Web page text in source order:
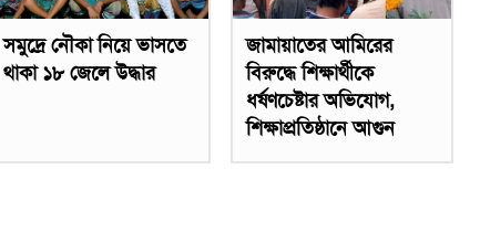
সমুদ্রে নৌকা নিয়ে ভাসতে
থাকা ১৮ জেলে উদ্ধার
জামায়াতের আমিরের
বিরুদ্ধে শিক্ষার্থীকে
ধর্ষণচেষ্টার অভিযোগ,
শিক্ষাপ্রতিষ্ঠানে আগুন